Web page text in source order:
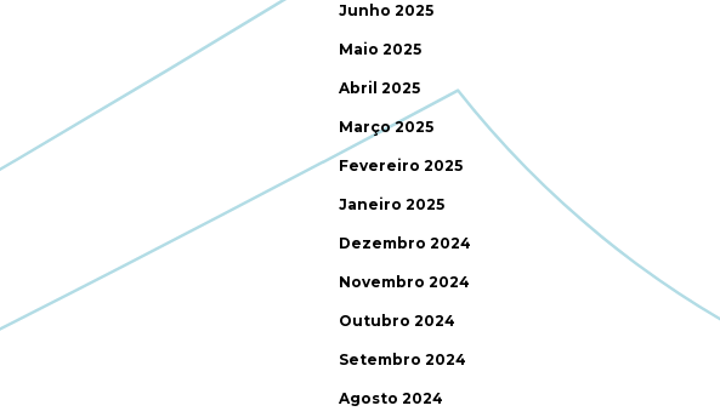
Junho 2025
Maio 2025
Abril 2025
Março 2025
Fevereiro 2025
Janeiro 2025
Dezembro 2024
Novembro 2024
Outubro 2024
Setembro 2024
Agosto 2024